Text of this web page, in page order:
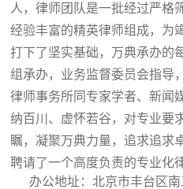
人，律师团队是一批经过严格
经验丰富的精英律师组成，为
打下了坚实基础，万典承办的
组承办，业务监督委员会指导
律师事务所同专家学者、新闻
纳百川、虚怀若谷，对专业要
瞩，凝聚万典力量，追求追求
聘请了一个高度负责的专业化
办公地址：北京市丰台区南